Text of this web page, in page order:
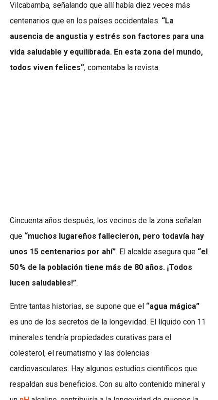
Vilcabamba, señalando que allí había diez veces más
centenarios que en los países occidentales. “La
ausencia de angustia y estrés son factores para una
vida saludable y equilibrada. En esta zona del mundo,
todos viven felices”, comentaba la revista.
Cincuenta años después, los vecinos de la zona señalan
que “muchos lugareños fallecieron, pero todavía hay
unos 15 centenarios por ahí”. El alcalde asegura que “el
50% de la población tiene más de 80 años. ¡Todos
lucen saludables!”.
Entre tantas historias, se supone que el “agua mágica”
es uno de los secretos de la longevidad. El líquido con 11
minerales tendría propiedades curativas para el
colesterol, el reumatismo y las dolencias
cardiovasculares. Hay algunos estudios científicos que
respaldan sus beneficios. Con su alto contenido mineral y